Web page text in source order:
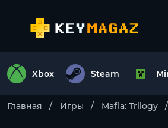
Xbox Steam
Главная Игры Mafia: Trilogy